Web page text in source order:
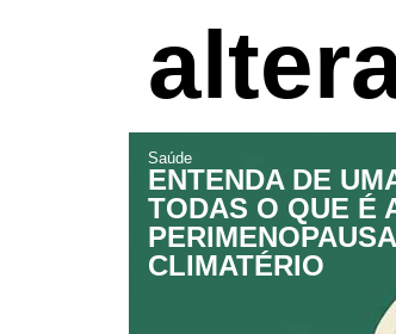
Saúde
ENTENDA DE
TODAS O QUE É
CLIMATÉRIO